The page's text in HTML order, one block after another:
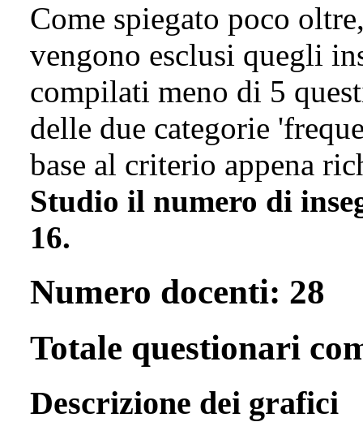
Come spiegato poco
vengono esclusi quegli
compilati meno di 5
delle due categorie
base al criterio appena
Studio il numero di
16.
Numero docenti: 28
Totale questionari
Descrizione dei grafici